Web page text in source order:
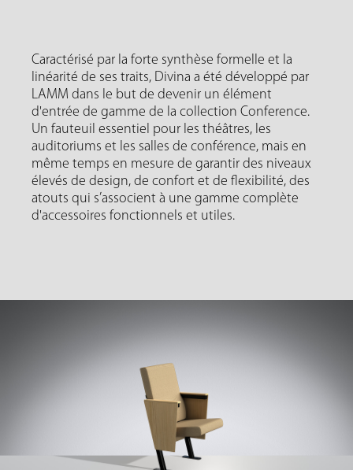
Caractérisé par la forte synthèse formelle et la
linéarité de ses traits, Divina a été développé par
LAMM dans le but de devenir un élément
d'entrée de gamme de la collection Conference.
Un fauteuil essentiel pour les théâtres, les
auditoriums et les salles de conférence, mais en
même temps en mesure de garantir des niveaux
élevés de design, de confort et de flexibilité, des
atouts qui s’associent à une gamme complète
d'accessoires fonctionnels et utiles.